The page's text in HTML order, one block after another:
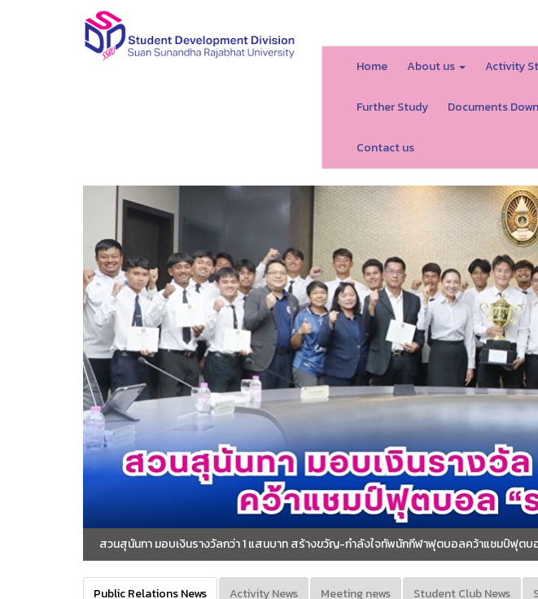
Home About us Activity
Further Study Documents
Contact us
งินรางวัลกว่า 1 แสนบาท สร้างขวัญ-กำลังใจทัพนักกีฬาฟุตบอลคว้าแชมป์ฟุตบอล “ราชภัฏคิงส์คัพ” ครั้งที่ 2
Public Relations News Activity News Meeting news Student Club News